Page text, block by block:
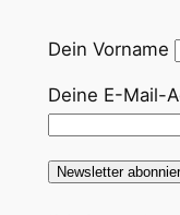
Dein Vorname
Deine E-Mail-